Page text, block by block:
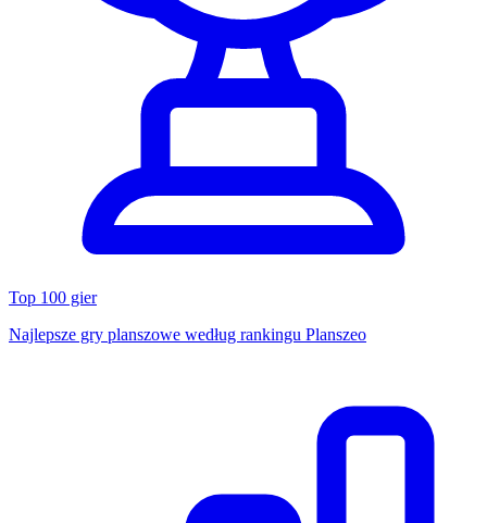
Top 100 gier
Najlepsze gry planszowe według rankingu Planszeo